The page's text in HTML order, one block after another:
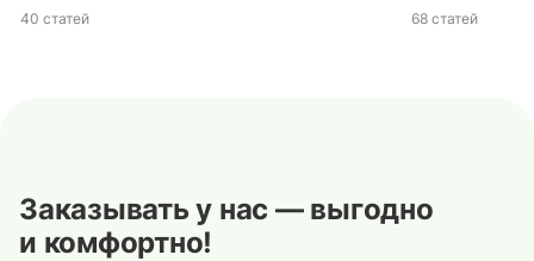
40 статей 68 статей
Заказывать у нас — выгодно
и комфортно!